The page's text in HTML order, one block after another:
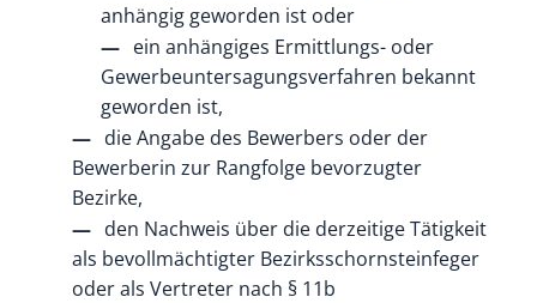
anhängig geworden ist oder
ein anhängiges Ermittlungs- oder
Gewerbeuntersagungsverfahren bekannt
geworden ist,
die Angabe des Bewerbers oder der
Bewerberin zur Rangfolge bevorzugter
Bezirke,
den Nachweis über die derzeitige Tätigkeit
als bevollmächtigter Bezirksschornsteinfeger
oder als Vertreter nach § 11b